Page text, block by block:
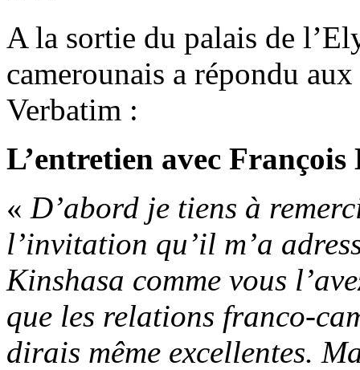
A la sortie du palais de
camerounais a répondu
Verbatim :
L’entretien avec
« D’abord je tiens à
l’invitation qu’il m’a
Kinshasa comme vous
que les relations franco-
dirais même excellentes.